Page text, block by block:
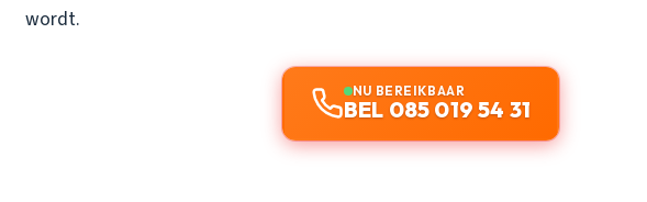
wordt.
NU BEREIKBAAR
BEL 085 019 54 31